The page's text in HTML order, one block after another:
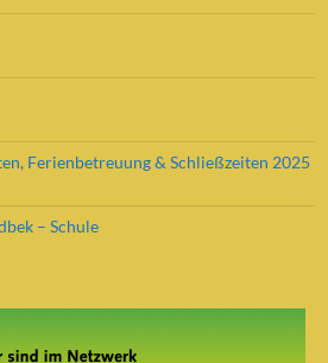
Ferienbetreuung & Schließzeiten 2025
– Schule